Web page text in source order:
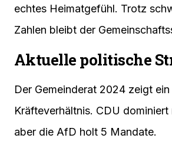
echtes Heimatgefühl. Trotz
Zahlen bleibt der
Aktuelle politische
Der Gemeinderat 2024 zeigt
Kräfteverhältnis. CDU dominiert
aber die AfD holt 5 Mandate.